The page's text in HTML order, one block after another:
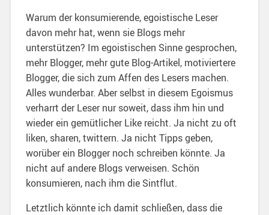
Warum der konsumierende, egoistische Leser
davon mehr hat, wenn sie Blogs mehr
unterstützen? Im egoistischen Sinne gesprochen,
mehr Blogger, mehr gute Blog-Artikel, motiviertere
Blogger, die sich zum Affen des Lesers machen.
Alles wunderbar. Aber selbst in diesem Egoismus
verharrt der Leser nur soweit, dass ihm hin und
wieder ein gemütlicher Like reicht. Ja nicht zu oft
liken, sharen, twittern. Ja nicht Tipps geben,
worüber ein Blogger noch schreiben könnte. Ja
nicht auf andere Blogs verweisen. Schön
konsumieren, nach ihm die Sintflut.
Letztlich könnte ich damit schließen, dass die